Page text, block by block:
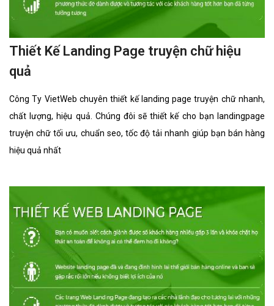
Thiết Kế Landing Page truyện chữ hiệu
quả
Công Ty VietWeb chuyên thiết kế landing page truyện chữ nhanh,
chất lượng, hiệu quả. Chúng đôi sẽ thiết kế cho bạn landingpage
truyện chữ tối ưu, chuẩn seo, tốc độ tải nhanh giúp bạn bán hàng
hiệu quả nhất